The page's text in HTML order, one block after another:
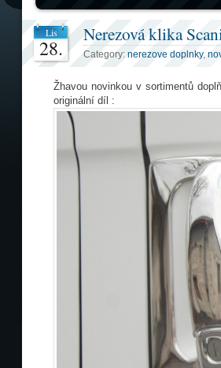
Lis
28.
Nerezová klika
Category: nerezove doplnky,
Žhavou novinkou v sortimentů
originální díl :